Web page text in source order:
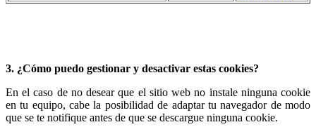
3. ¿Cómo puedo gestionar y desactivar estas cookies?
En el caso de no desear que el sitio web no instale ninguna cookie
en tu equipo, cabe la posibilidad de adaptar tu navegador de modo
que se te notifique antes de que se descargue ninguna cookie.